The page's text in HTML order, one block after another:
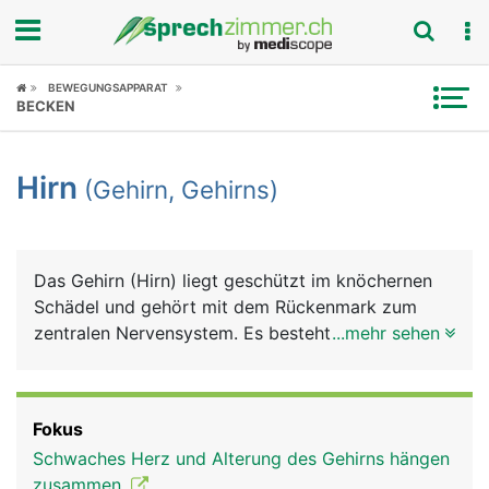
Fokus
Symptome
News
Rubriken
BEWEGUNGSAPPARAT
BECKEN
Hirn (Gehirn, Gehirns)
Das Gehirn (Hirn) liegt geschützt im knöchernen
Schädel und gehört mit dem Rückenmark zum
zentralen Nervensystem. Es besteht grob aus
(Sinneseindrücke) zusammen, werden verarbeitet
und lösen entsprechende Reaktionen aus.
...mehr sehen
Fokus
Schwaches Herz und Alterung des Gehirns hängen
zusammen